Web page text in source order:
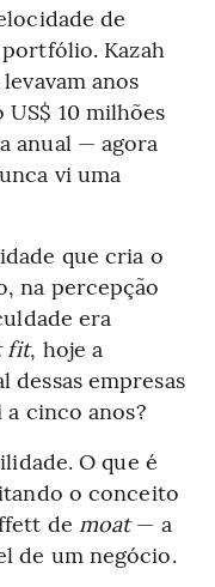
de
Kazah
anos
10 milhões
anual — agora
vi uma
que cria o
na percepção
era
fit, hoje a
empresas
cinco anos?
O que é
o conceito
de moat— a
de um negócio.